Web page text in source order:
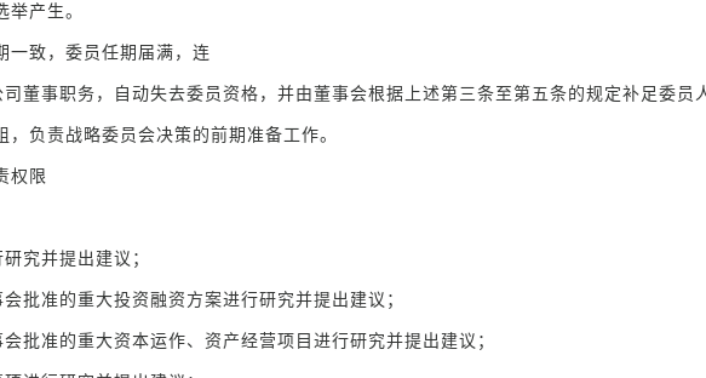
产生。
致，委员任期届满，连
董事职务，自动失去委员资格，并由董事会根据上述第三条至第五条的规定补足委员
负责战略委员会决策的前期准备工作。
究并提出建议；
批准的重大投资融资方案进行研究并提出建议；
准的重大资本运作、资产经营项目进行研究并提出建议；